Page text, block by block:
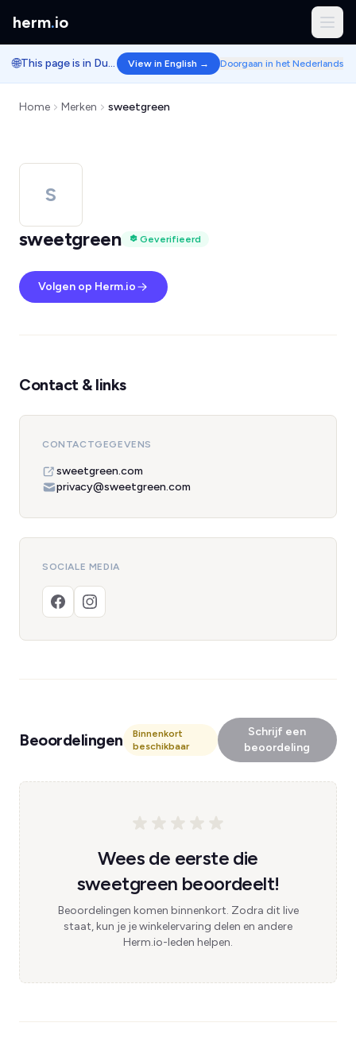
herm.io
🌐 This page is in Dutch. View in English → Doorgaan in het Nederlands
Home Merken sweetgreen
S
sweetgreen
Geverifieerd
Volgen op Herm.io
Contact & links
CONTACTGEGEVENS
sweetgreen.com
privacy@sweetgreen.com
SOCIALE MEDIA
Beoordelingen
Binnenkort
beschikbaar
Schrijf een
beoordeling
Wees de eerste die
sweetgreen beoordeelt!
Beoordelingen komen binnenkort. Zodra dit live
staat, kun je je winkelervaring delen en andere
Herm.io-leden helpen.